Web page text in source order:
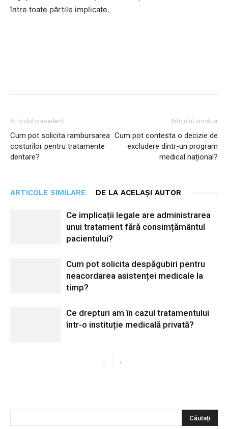
între toate părțile implicate.
Articolul precedent
Cum pot solicita rambursarea
costurilor pentru tratamente
dentare?
Articolul următor
Cum pot contesta o decizie de
excludere dintr-un program
medical național?
ARTICOLE SIMILARE DE LA ACELAȘI AUTOR
Ce implicații legale are administrarea
unui tratament fără consimțământul
pacientului?
Cum pot solicita despăgubiri pentru
neacordarea asistenței medicale la
timp?
Ce drepturi am în cazul tratamentului
într-o instituție medicală privată?